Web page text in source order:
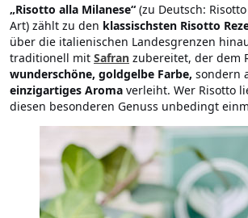
„Risotto alla Milanese“ (zu Deutsch:
Art) zählt zu den klassischsten Risotto
über die italienischen Landesgrenzen
traditionell mit Safran zubereitet, der dem
wunderschöne, goldgelbe Farbe, sondern
einzigartiges Aroma verleiht. Wer Risotto
diesen besonderen Genuss unbedingt